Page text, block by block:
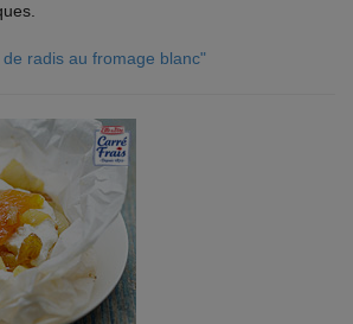
radis au fromage blanc"